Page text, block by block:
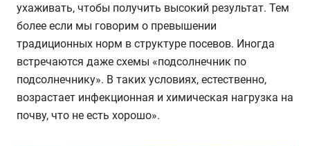
ухаживать, чтобы получить высокий результат. Тем
более если мы говорим о превышении
традиционных норм в структуре посевов. Иногда
встречаются даже схемы «подсолнечник по
подсолнечнику». В таких условиях, естественно,
возрастает инфекционная и химическая нагрузка на
почву, что не есть хорошо».